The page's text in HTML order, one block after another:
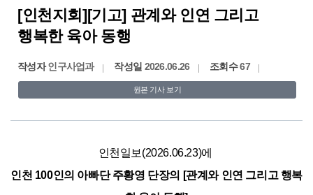
[인천지회][기고] 관계와 인연 그리고
행복한 육아 동행
작성자인구사업과 작성일 2026.06.26 조회수67
원본 기사 보기
인천일보(2026.06.﻿23)에
인천 100인의 아빠단 주황영 단장의 [관계와 인연 그리고 행복